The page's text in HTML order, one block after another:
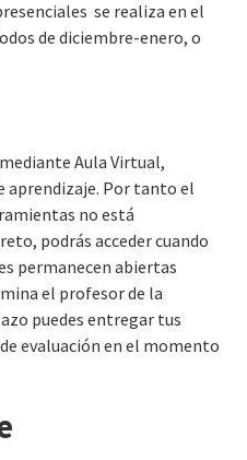
se realiza en el
de diciembre-enero, o
Aula Virtual,
Por tanto el
no está
podrás acceder cuando
permanecen abiertas
el profesor de la
puedes entregar tus
evaluación en el momento